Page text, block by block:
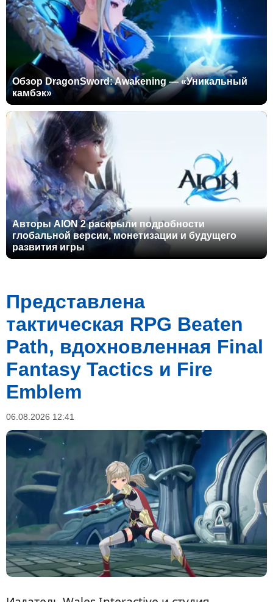
Обзор DragonSword: Awakening — «Уникальный
камбэк»
Авторы AION 2 раскрыли подробности
глобальной версии, монетизации и будущего
развития игры
Представлена
тактическая RPG Beaten
Path, вдохновленная Final
Fantasy Tactics и Fire
Emblem
06.08.2026 12:41